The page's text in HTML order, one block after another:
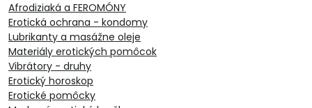
Afrodiziaká a FEROMÓNY
Erotická ochrana - kondomy
Lubrikanty a masážne oleje
Materiály erotických pomôcok
Vibrátory - druhy
Erotický horoskop
Erotické pomôcky